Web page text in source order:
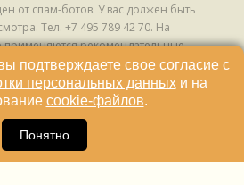
от спам-ботов. У вас должен быть
Tел. +7 495 789 42 70. На
рекомендательные
технологии предоставления
систематизации и анализа сведений,
пользователей сети "Интернет",
Российской Федерации) © ООО ИД
подтверждаете свое согласие с
персональных данныхи на
cookie-файлов.
Понятно